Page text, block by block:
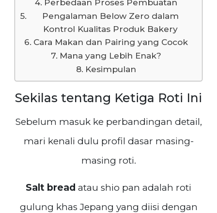
Perbedaan Proses Pembuatan
Pengalaman Below Zero dalam
Kontrol Kualitas Produk Bakery
Cara Makan dan Pairing yang Cocok
Mana yang Lebih Enak?
Kesimpulan
Sekilas tentang Ketiga Roti Ini
Sebelum masuk ke perbandingan detail,
mari kenali dulu profil dasar masing-
masing roti.
Salt bread atau shio pan adalah roti
gulung khas Jepang yang diisi dengan